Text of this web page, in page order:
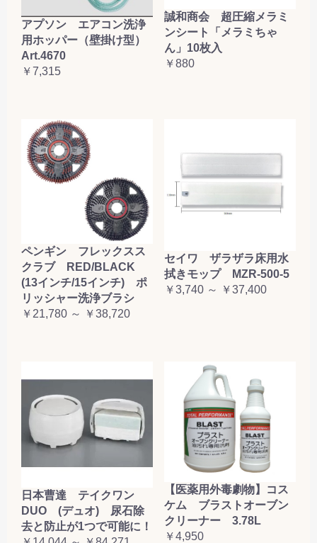
アプソン エアコン洗浄
用ホッパー（壁掛け型）
Art.4670
￥7,315
誠和商会 超圧縮メラミ
ンシート「メラミちゃ
ん」10枚入
￥880
ペンギン フレックスス
クラブ RED/BLACK
(13インチ/15インチ) ポ
リッシャー洗浄ブラシ
￥21,780 ～ ￥38,720
セイワ ザラザラ床用水
拭きモップ MZR-500-5
￥3,740 ～ ￥37,400
日本曹達 テイクワン
DUO (デュオ) 尿石除
去と防止が1つで可能に！
【医薬用外毒劇物】コス
ケム ブラストオーブン
クリーナー 3.78L
￥4,950